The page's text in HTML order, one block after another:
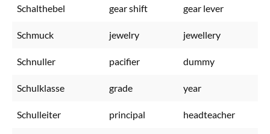
Schalthebel gear shift gear lever
Schmuck jewelry jewellery
Schnuller pacifier dummy
Schulklasse grade year
Schulleiter principal headteacher